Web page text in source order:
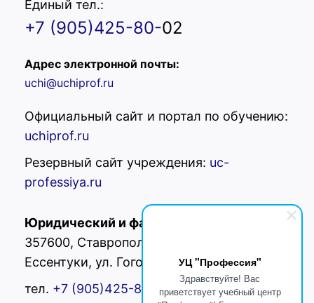
УЦ "Профессия"
Здравствуйте! Вас
приветствует учебный центр
Единый тел.:
+7 (905)425-80-02
Адрес электронной почты:
uchi@uchiprof.ru
Официальный сайт и портал по обучению:
uchiprof.ru
Резервный сайт учреждения: uc-
professiya.ru
Юридический и фактический адрес:
357600, Ставропольский край, г.
Ессентуки, ул. Гоголя 42
тел. +7 (905)425-80- 02